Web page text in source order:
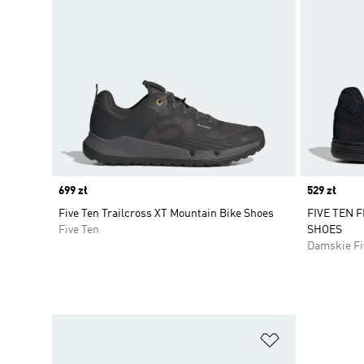
Price
699 zł
Five Ten Trailcross XT Mountain Bike Shoes
Five Ten
Price
529 zł
FIVE TEN
SHOES
Damskie